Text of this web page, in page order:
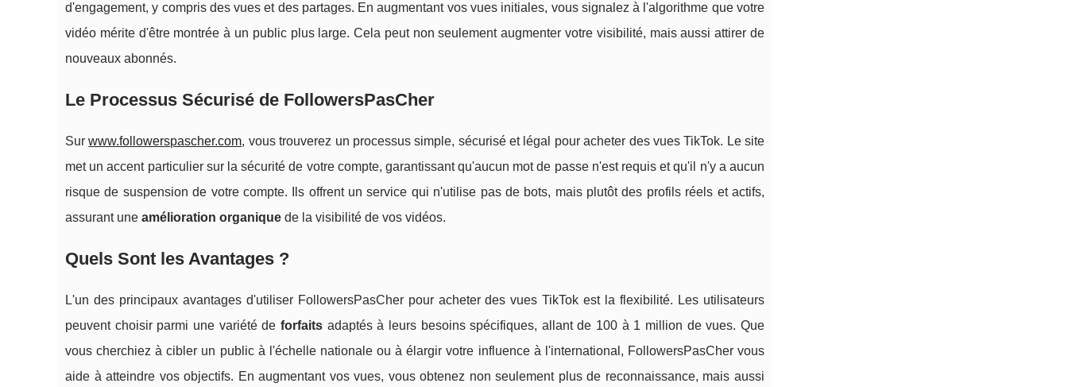
d'engagement, y compris des vues et des partages. En augmentant vos vues initiales, vous signalez à l'algorithme que votre
vidéo mérite d'être montrée à un public plus large. Cela peut non seulement augmenter votre visibilité, mais aussi attirer de
nouveaux abonnés.
Le Processus Sécurisé de FollowersPasCher
Surwww.followerspascher.com, vous trouverez un processus simple, sécurisé et légal pour acheter des vues TikTok. Le site
met un accent particulier sur la sécurité de votre compte, garantissant qu'aucun mot de passe n'est requis et qu'il n'y a aucun
risque de suspension de votre compte. Ils offrent un service qui n'utilise pas de bots, mais plutôt des profils réels et actifs,
assurant une amélioration organique de la visibilité de vos vidéos.
Quels Sont les Avantages ?
L'un des principaux avantages d'utiliser FollowersPasCher pour acheter des vues TikTok est la flexibilité. Les utilisateurs
peuvent choisir parmi une variété de forfaitsadaptés à leurs besoins spécifiques, allant de 100 à 1 million de vues. Que
vous cherchiez à cibler un public à l'échelle nationale ou à élargir votre influence à l'international, FollowersPasCher vous
aide à atteindre vos objectifs. En augmentant vos vues, vous obtenez non seulement plus de reconnaissance, mais aussi